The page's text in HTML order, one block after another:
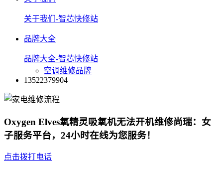
关于我们-智芯快修站
品牌大全
品牌大全-智芯快修站
空调维修品牌
13522379904
Oxygen Elves氧精灵吸氧机无法开机维修尚瑞：女
子服务平台，24小时在线为您服务！
点击拨打电话